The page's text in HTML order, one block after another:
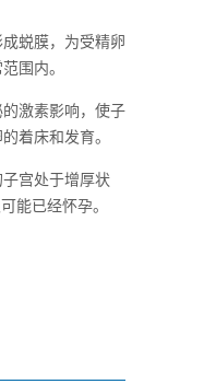
蜕膜，为受精卵
围内。
激素影响，使子
着床和发育。
宫处于增厚状
能已经怀孕。